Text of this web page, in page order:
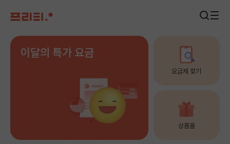
이달의 특가 요금
요금제 찾기
상품몰